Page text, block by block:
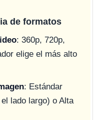
de formatos
: 360p, 720p,
elige el más alto
: Estándar
lado largo) o Alta